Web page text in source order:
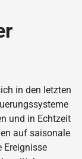
in den letzten
und in Echtzeit
auf saisonale
Ereignisse